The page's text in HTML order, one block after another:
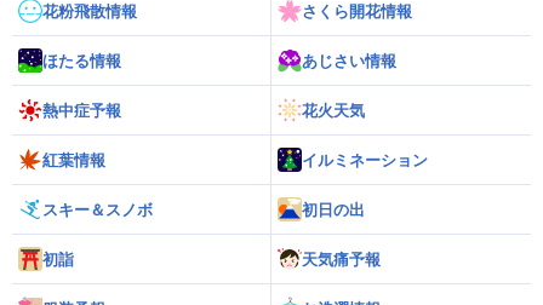
花粉飛散情報 さくら開花情報
ほたる情報 あじさい情報
熱中症予報 花火天気
紅葉情報 イルミネーション
スキー＆スノボ 初日の出
初詣 天気痛予報